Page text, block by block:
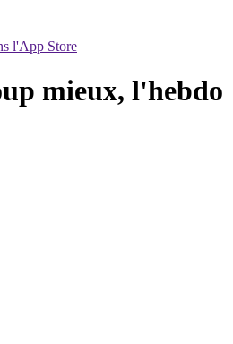
l'App Store
mieux, l'hebdo